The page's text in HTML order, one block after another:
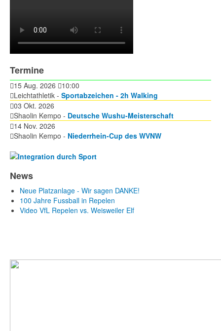
Termine
15 Aug. 2026
10:00
Leichtathletik - Sportabzeichen - 2h Walking
03 Okt. 2026
Shaolin Kempo - Deutsche Wushu-Meisterschaft
14 Nov. 2026
Shaolin Kempo - Niederrhein-Cup des WVNW
News
Neue Platzanlage - Wir sagen DANKE!
100 Jahre Fussball in Repelen
Video VfL Repelen vs. Weisweiler Elf